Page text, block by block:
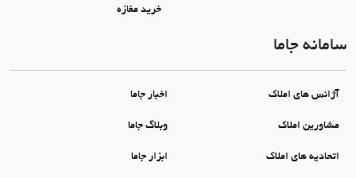
خرید مغازه
سامانه جاما
آژانس های املاک اخبار جاما
مشاورین املاک وبلاگ جاما
اتحادیه های املاک ابزار جاما